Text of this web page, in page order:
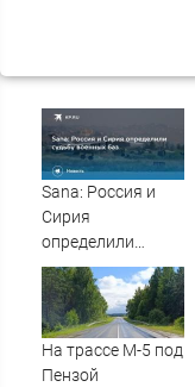
Sana: Россия и
Сирия
определили
судьбу военных
баз
На трассе М-5 под
Пензой